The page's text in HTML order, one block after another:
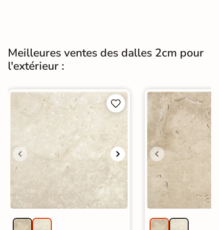
Meilleures ventes des dalles 2cm pour
l'extérieur :

